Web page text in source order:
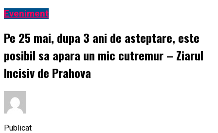
Eveniment
Pe 25 mai, dupa 3 ani de asteptare, este
posibil sa apara un mic cutremur – Ziarul
Incisiv de Prahova
Publicat